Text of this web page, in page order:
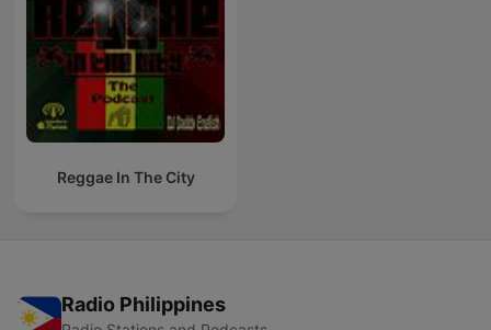
Reggae In The City
Radio Philippines